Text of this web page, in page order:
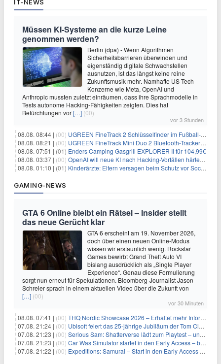
IT-NEWS
Müssen KI-Systeme an die kurze Leine
genommen werden?
Berlin (dpa) - Wenn Algorithmen
Sicherheitsbarrieren überwinden und
eigenständig digitale Schwachstellen
ausnutzen, ist das längst keine reine
Zukunftsmusik mehr. Namhafte US-Tech-
Konzerne wie Meta, OpenAI und
Anthropic mussten zuletzt einräumen, dass ihre Sprachmodelle in
Tests autonome Hacking-Fähigkeiten zeigten. Dies hat
Befürchtungen vor[…] (00)
vor 3 Stunden
08.08. 08:44 | (00) UGREEN FineTrack 2 Schlüsselfinder im Fußball-Design für 10,98€
08.08. 08:21 | (00) UGREEN FineTrack Mini Duo 2 Bluetooth-Tracker 4er-Pack für 28,99€
08.08. 07:51 | (01) Enders Camping Gasgrill EXPLORER II für 104,99€
08.08. 03:37 | (00) OpenAI will neue KI nach Hacking-Vorfällen härter überwachen
08.08. 01:10 | (01) Kinderärzte: Eltern versagen beim Schutz vor Social Media
GAMING-NEWS
GTA 6 Online bleibt ein Rätsel – Insider stellt
das neue Gerücht klar
GTA 6 erscheint am 19. November 2026,
doch über einen neuen Online-Modus
wissen wir erstaunlich wenig. Rockstar
Games bewirbt Grand Theft Auto VI
bislang ausdrücklich als „Single Player
Experience“. Genau diese Formulierung
sorgt nun erneut für Spekulationen. Bloomberg-Journalist Jason
Schreier sprach in einem aktuellen Video über die Zukunft von
[…] (00)
vor 30 Minuten
08.08. 07:41 | (00) THQ Nordic Showcase 2026 – Erhaltet mehr Informationen
07.08. 21:24 | (00) Ubisoft feiert das 25-jährige Jubiläum der Tom Clancy’s Ghost Recon-Reihe
07.08. 21:23 | (00) Serious Sam: Shatterverse lädt zum Playtest – und erscheint schon bald!
07.08. 21:23 | (00) Car Was Simulator startet in den Early Access – bald gehts los!
07.08. 21:22 | (00) Expeditions: Samurai – Start in den Early Access ab heute im feudalen Japan